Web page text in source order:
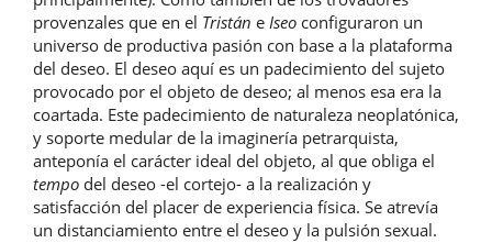
provenzales que en el Tristán e Iseo configuraron un
universo de productiva pasión con base a la plataforma
del deseo. El deseo aquí es un padecimiento del sujeto
provocado por el objeto de deseo; al menos esa era la
coartada. Este padecimiento de naturaleza neoplatónica,
y soporte medular de la imaginería petrarquista,
anteponía el carácter ideal del objeto, al que obliga el
tempo del deseo -el cortejo- a la realización y
satisfacción del placer de experiencia física. Se atrevía
un distanciamiento entre el deseo y la pulsión sexual.